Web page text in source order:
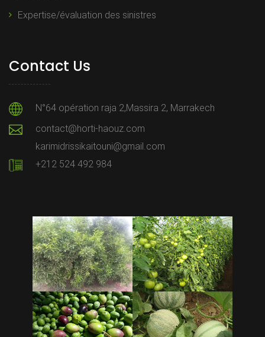
Expertise/évaluation des sinistres
Contact Us
N°64 opération raja 2,Massira 2, Marrakech
contact@horti-haouz.com
karimidrissikaitouni@gmail.com
+212 524 492 984